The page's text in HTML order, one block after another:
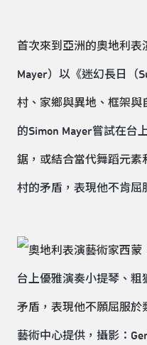
首次來到亞洲的奧地利表
Mayer）以《迷幻長日（
村、家鄉與異地、框架與
的Simon Mayer嘗試在台
鋸，或結合當代舞蹈元素
村的矛盾，表現他不肯屈